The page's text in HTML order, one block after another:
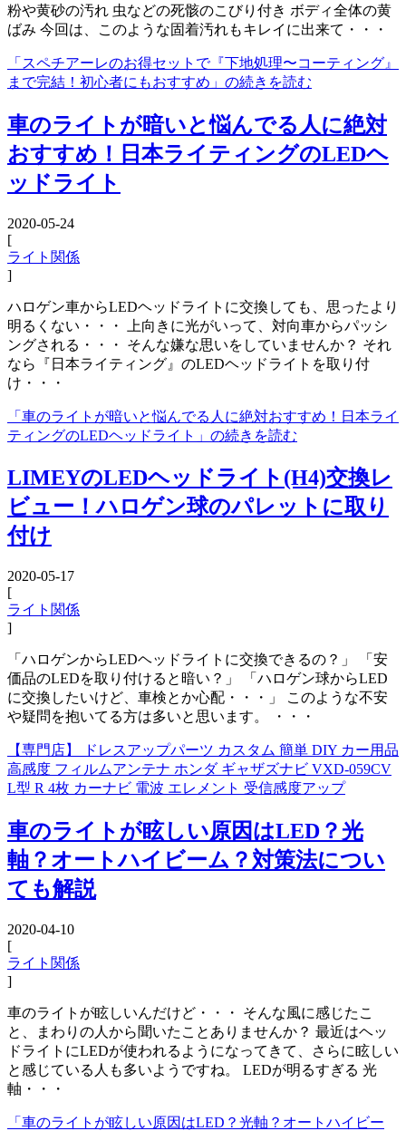
粉や黄砂の汚れ 虫などの死骸のこびり付き ボディ全体の黄
ばみ 今回は、このような固着汚れもキレイに出来て・・・
「スペチアーレのお得セットで『下地処理〜コーティング』
まで完結！初心者にもおすすめ」の続きを読む
車のライトが暗いと悩んでる人に絶対
おすすめ！日本ライティングのLEDヘ
ッドライト
2020-05-24
[
ライト関係
]
ハロゲン車からLEDヘッドライトに交換しても、思ったより
明るくない・・・ 上向きに光がいって、対向車からパッシ
ングされる・・・ そんな嫌な思いをしていませんか？ それ
なら『日本ライティング』のLEDヘッドライトを取り付
け・・・
「車のライトが暗いと悩んでる人に絶対おすすめ！日本ライ
ティングのLEDヘッドライト」の続きを読む
LIMEYのLEDヘッドライト(H4)交換レ
ビュー！ハロゲン球のパレットに取り
付け
2020-05-17
[
ライト関係
]
「ハロゲンからLEDヘッドライトに交換できるの？」 「安
価品のLEDを取り付けると暗い？」 「ハロゲン球からLED
に交換したいけど、車検とか心配・・・」 このような不安
や疑問を抱いてる方は多いと思います。 ・・・
【専門店】 ドレスアップパーツ カスタム 簡単 DIY カー用品
高感度 フィルムアンテナ ホンダ ギャザズナビ VXD-059CV
L型 R 4枚 カーナビ 電波 エレメント 受信感度アップ
車のライトが眩しい原因はLED？光
軸？オートハイビーム？対策法につい
ても解説
2020-04-10
[
ライト関係
]
車のライトが眩しいんだけど・・・ そんな風に感じたこ
と、まわりの人から聞いたことありませんか？ 最近はヘッ
ドライトにLEDが使われるようになってきて、さらに眩しい
と感じている人も多いようですね。 LEDが明るすぎる 光
軸・・・
「車のライトが眩しい原因はLED？光軸？オートハイビー